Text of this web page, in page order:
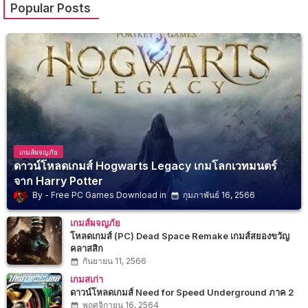
Popular Posts
เกมส์ผจญภัย
ดาวน์โหลดเกมส์ Hogwarts Legacy เกมโลกเวทมนตร์
จาก Harry Potter
Free PC Games Download กุมภาพันธ์ 16, 2566
เกมส์ผจญภัย
โหลดเกมส์ (PC) Dead Space Remake เกมส์สยองขวัญ
คลาสสิก
กันยายน 11, 2566
เกมสเก่า
ดาวน์โหลดเกมส์ Need for Speed Underground ภาค 2
พฤศจิกายน 16, 2564